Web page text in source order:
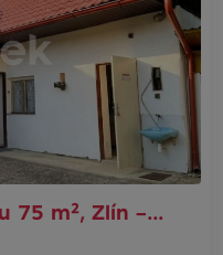
75 m², Zlín -…